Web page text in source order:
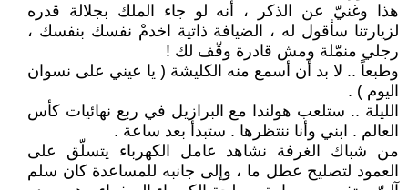
هذا وغنيّ عن الذكر ، أنه لو جاء الملك بجلالة قدره
لزيارتنا سأقول له ، الضيافة ذاتية اخدمْ نفسك بنفسك ،
رجلي منمّلة ومش قادرة وقّف لك !
وطبعاً .. لا بد أن أسمع منه الكليشة ( يا عيني على نسوان
اليوم ) .
الليلة .. ستلعب هولندا مع البرازيل في ربع نهائيات كأس
العالم . ابني وأنا ننتظرها . ستبدأ بعد ساعة .
من شباك الغرفة نشاهد عامل الكهرباء يتسلّق على
العمود لتصليح عطل ما ، وإلى جانبه للمساعدة كان سلم